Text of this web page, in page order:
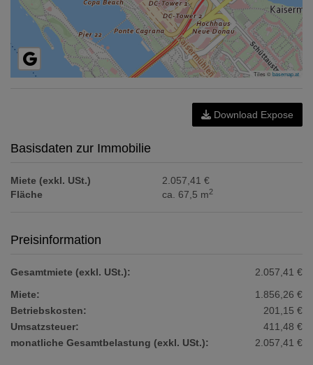
Tiles ©basemap.at
Download Expose
Basisdaten zur Immobilie
Miete (exkl. USt.)
2.057,41 €
Fläche
ca. 67,5 m2
Preisinformation
Gesamtmiete (exkl. USt.):
2.057,41 €
Miete:
1.856,26 €
Betriebskosten:
201,15 €
Umsatzsteuer:
411,48 €
monatliche Gesamtbelastung (exkl. USt.):
2.057,41 €